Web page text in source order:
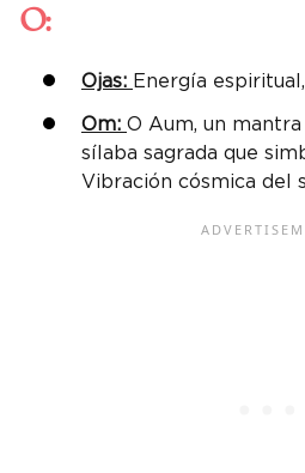
O:
Ojas: Energía
Om: O Aum, un mantra
sílaba sagrada que
Vibración cósmica del